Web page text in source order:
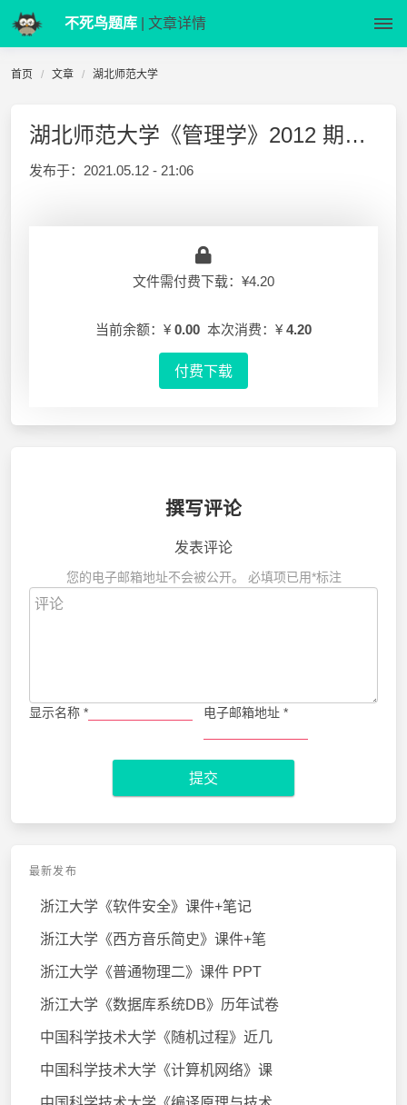
不死鸟题库 | 文章详情
首页 文章 湖北师范大学
湖北师范大学《管理学》2012 期末试卷【王浩】
发布于： 2021.05.12 - 21:06
文件需付费下载：¥4.20
当前余额：¥ 0.00 本次消费：¥ 4.20
付费下载
撰写评论
发表评论
您的电子邮箱地址不会被公开。 必填项已用*标注
显示名称 * 电子邮箱地址 *
提交
最新发布
浙江大学《软件安全》课件+笔记
浙江大学《西方音乐简史》课件+笔
浙江大学《普通物理二》课件 PPT
浙江大学《数据库系统DB》历年试卷
中国科学技术大学《随机过程》近几
中国科学技术大学《计算机网络》课